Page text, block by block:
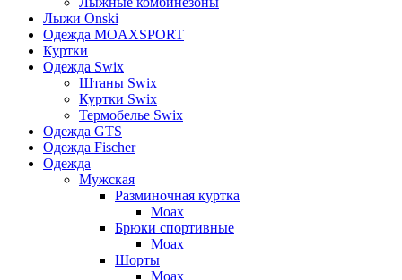
Лыжи Onski
Одежда MOAXSPORT
Куртки
Одежда Swix
Штаны Swix
Куртки Swix
Термобелье Swix
Одежда GTS
Одежда Fischer
Одежда
Мужская
Разминочная куртка
Moax
Брюки спортивные
Moax
Шорты
Moax